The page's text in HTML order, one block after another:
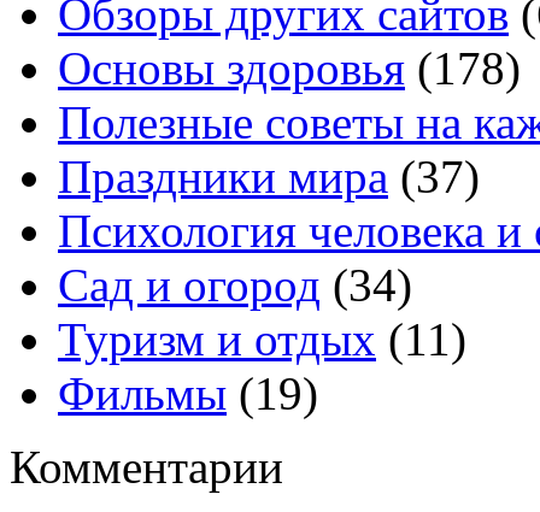
Обзоры других сайтов
Основы здоровья (178)
Полезные советы на
Праздники мира (37)
Психология человека
Сад и огород (34)
Туризм и отдых (11)
Фильмы (19)
Комментарии